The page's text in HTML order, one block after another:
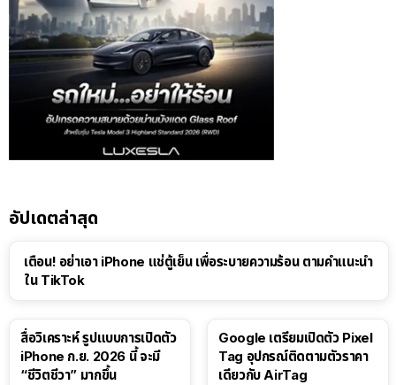
อัปเดตล่าสุด
เตือน! อย่าเอา iPhone แช่ตู้เย็น เพื่อระบายความร้อน ตามคำแนะนำ
ใน TikTok
สื่อวิเคราะห์ รูปแบบการเปิดตัว
iPhone ก.ย. 2026 นี้ จะมี
“ชีวิตชีวา” มากขึ้น
Google เตรียมเปิดตัว Pixel
Tag อุปกรณ์ติดตามตัวราคา
เดียวกับ AirTag